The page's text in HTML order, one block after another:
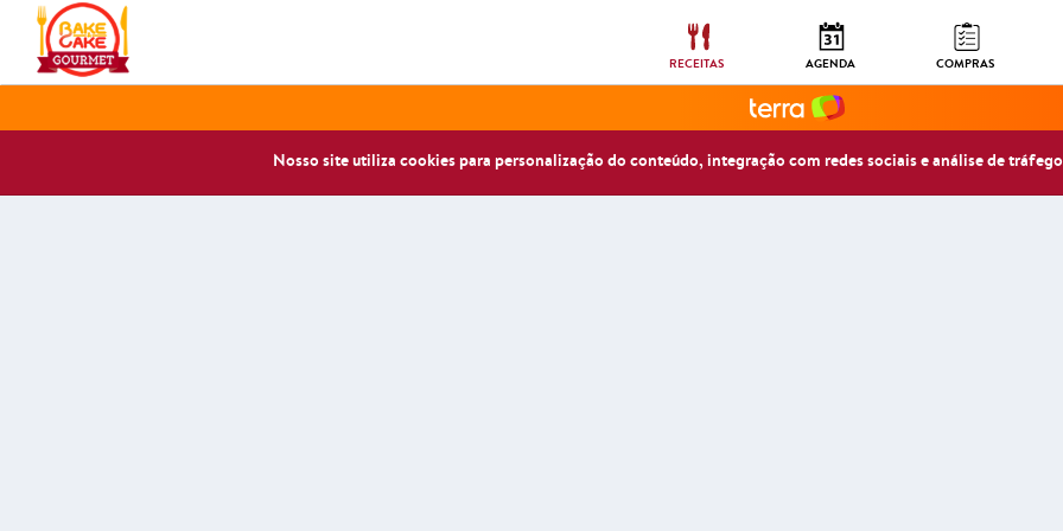
Nosso site utiliza cookies para personalização do conteúdo, integração com redes sociais e análise de
RECEITAS AGENDA COMPRAS